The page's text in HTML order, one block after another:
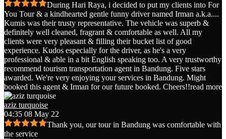
During Hari Raya, i decided to put my clients into For
You Tour & a kindhearted gentle funny driver named Irman a.k.a....
Kumis was their trusty representative. The vehicle was superb &
definitely well cleaned, fragrant & comfortable as well. All my
clients were very pleasant & filling their bucket list of good
experience. Kudos especially for the driver, as he's a very
professional & able in a bit English speaking too. A very trustworthy
recommend tourism transportation agent in Bandung. Five stars
awarded. We're very enjoying your services in Bandung. Might
booked this agent & Irman for our future booked. Cheers!!read more
aziz turquoise
04:35 08 May 22
Thank you, our tour in Bandung was comfortable with
the service